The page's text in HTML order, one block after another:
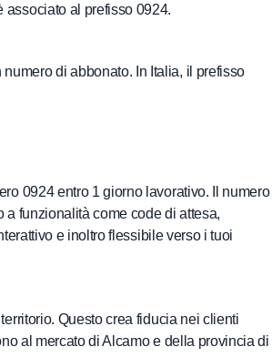
associato al prefisso 0924.
di abbonato. In Italia, il prefisso
0924 entro 1 giorno lavorativo. Il numero
funzionalità come code di attesa,
e inoltro flessibile verso i tuoi
Questo crea fiducia nei clienti
al mercato di Alcamo e della provincia di